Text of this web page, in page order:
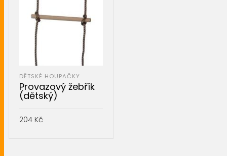
DĚTSKÉ HOUPAČKY
Provazový žebřík
(dětský)
204 Kč